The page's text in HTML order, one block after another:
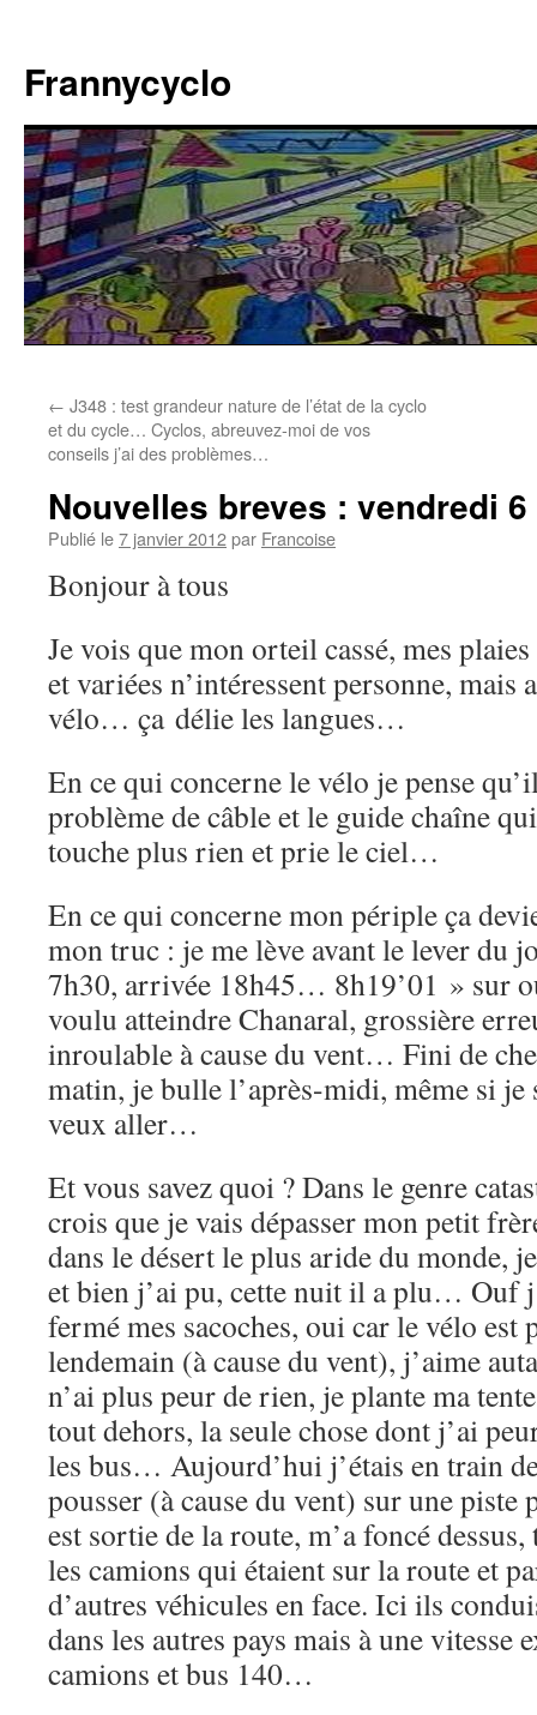
contenu
Frannycyclo
← J348 : test grandeur nature de l’état de la cyclo
et du cycle… Cyclos, abreuvez-moi de vos
conseils j’ai des problèmes…
Nouvelles breves : vendredi
Publié le7 janvier 2012par Francoise
Bonjour à tous
Je vois que mon orteil cassé, mes
et variées n’intéressent personne,
vélo… ça délie les langues…
En ce qui concerne le vélo je pense
problème de câble et le guide chaîne
touche plus rien et prie le ciel…
En ce qui concerne mon périple ça
mon truc : je me lève avant le lever du
7h30, arrivée 18h45… 8h19’01 » sur
voulu atteindre Chanaral, grossière
inroulable à cause du vent… Fini de
matin, je bulle l’après-midi, même si je
veux aller…
Et vous savez quoi ? Dans le genre
crois que je vais dépasser mon petit
dans le désert le plus aride du monde,
et bien j’ai pu, cette nuit il a plu… Ouf
fermé mes sacoches, oui car le vélo
lendemain (à cause du vent), j’aime
n’ai plus peur de rien, je plante ma
tout dehors, la seule chose dont j’ai
les bus… Aujourd’hui j’étais en train
pousser (à cause du vent) sur une piste
est sortie de la route, m’a foncé
les camions qui étaient sur la route et
d’autres véhicules en face. Ici ils
dans les autres pays mais à une vitesse
camions et bus 140…